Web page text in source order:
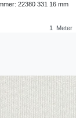
22380 331 16 mm
1 Meter